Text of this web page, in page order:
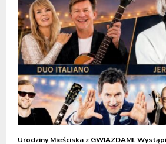
Urodziny Mieściska z GWIAZDAMI.